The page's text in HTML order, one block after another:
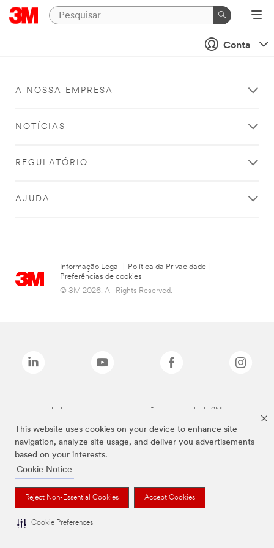
This website uses cookies on your device to enhance site
navigation, analyze site usage, and deliver you advertisements
based on your interests.
Cookie Notice
Reject Non-Essential Cookies Accept Cookies
Cookie Preferences
Conta
A NOSSA EMPRESA
NOTÍCIAS
REGULATÓRIO
AJUDA
Informação Legal Política da Privacidade
Preferências de cookies
© 3M 2026. All Rights Reserved.
Todas as marcas mencionadas são propriedade da 3M.